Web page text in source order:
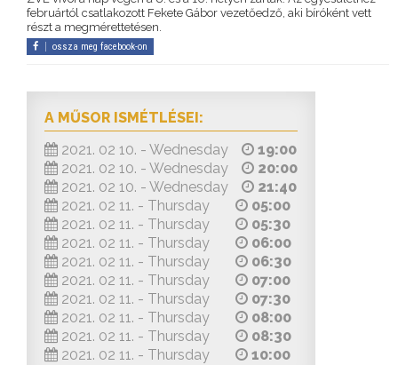
februártól csatlakozott Fekete Gábor vezetőedző, aki bíróként vett
részt a megmérettetésen.
ossza meg facebook-on
A MŰSOR ISMÉTLÉSEI:
2021. 02 10. - Wednesday
19:00
2021. 02 10. - Wednesday
20:00
2021. 02 10. - Wednesday
21:40
2021. 02 11. - Thursday
05:00
2021. 02 11. - Thursday
05:30
2021. 02 11. - Thursday
06:00
2021. 02 11. - Thursday
06:30
2021. 02 11. - Thursday
07:00
2021. 02 11. - Thursday
07:30
2021. 02 11. - Thursday
08:00
2021. 02 11. - Thursday
08:30
2021. 02 11. - Thursday
10:00